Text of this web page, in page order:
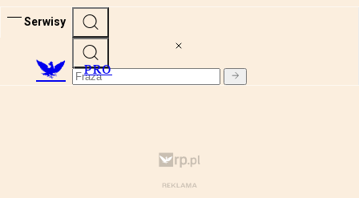
Serwisy
PRO